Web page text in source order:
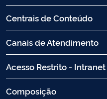
Centrais de Conteúdo
Canais de Atendimento
Acesso Restrito - Intranet
Composição